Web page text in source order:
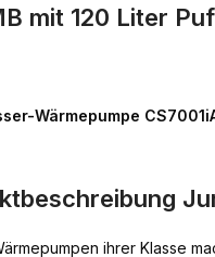
mit 120 Liter
Wärmepumpe
ihrer Klasse